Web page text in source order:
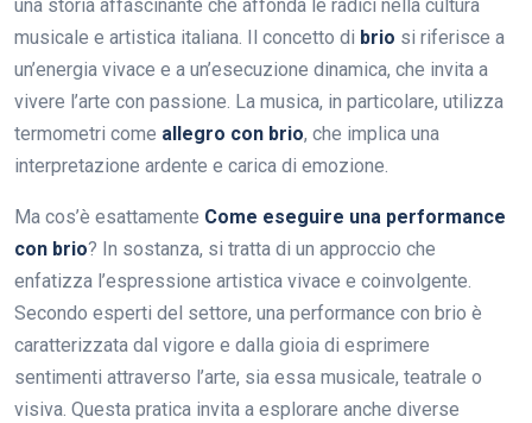
una storia affascinante che affonda le radici nella cultura
musicale e artistica italiana. Il concetto di brio si riferisce a
un’energia vivace e a un’esecuzione dinamica, che invita a
vivere l’arte con passione. La musica, in particolare, utilizza
termometri come allegro con brio, che implica una
interpretazione ardente e carica di emozione.
Ma cos’è esattamente Come eseguire una performance
con brio? In sostanza, si tratta di un approccio che
enfatizza l’espressione artistica vivace e coinvolgente.
Secondo esperti del settore, una performance con brio è
caratterizzata dal vigore e dalla gioia di esprimere
sentimenti attraverso l’arte, sia essa musicale, teatrale o
visiva. Questa pratica invita a esplorare anche diverse